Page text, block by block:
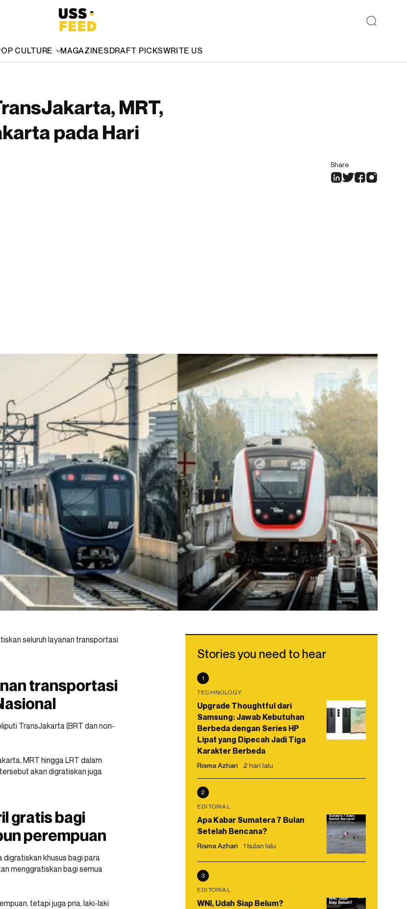
CULTURE MAGAZINESDRAFT PICKSWRITE US
MRT,
pada Hari
Share
seluruh layanan transportasi
transportasi
TransJakarta (BRT dan non-
MRT hingga LRT dalam
akan digratiskan juga
gratis bagi
perempuan
khusus bagi para
menggratiskan bagi semua
tetapi juga pria, laki-laki
Stories you need to hear
1
TECHNOLOGY
Upgrade Thoughtful dari
Samsung: Jawab Kebutuhan
Berbeda dengan Series HP
Lipat yang Dipecah Jadi Tiga
Karakter Berbeda
Risma Azhari 2 hari lalu
2
EDITORIAL
Apa Kabar Sumatera 7 Bulan
Setelah Bencana?
Risma Azhari 1 bulan lalu
3
EDITORIAL
WNI, Udah Siap Belum?